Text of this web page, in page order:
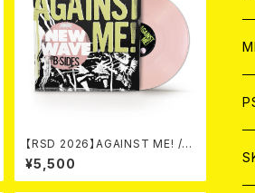
【RSD 2026】AGAINST ME! / N
EW WAVE B-SIDES [RSD VIN
YL EP][Coloured Vinyl](12")
¥5,500